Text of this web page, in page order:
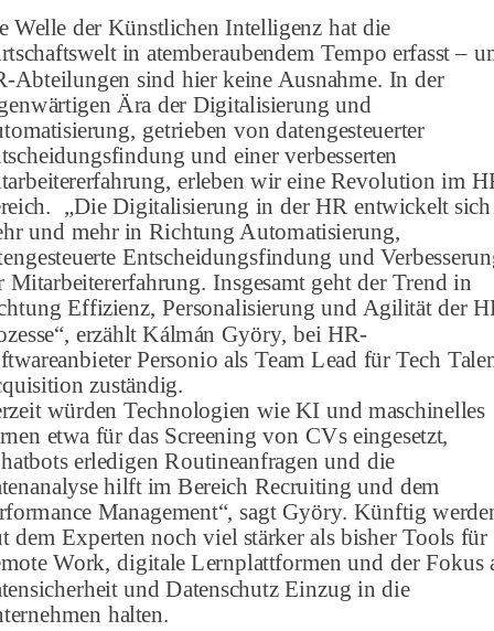
Welle der Künstlichen Intelligenz hat die
in atemberaubendem Tempo erfasst –
Abteilungen sind hier keine Ausnahme. In der
Ära der Digitalisierung und
getrieben von datengesteuerter
und einer verbesserten
erleben wir eine Revolution im
„Die Digitalisierung in der HR entwickelt sich
und mehr in Richtung Automatisierung,
Entscheidungsfindung und
Mitarbeitererfahrung. Insgesamt geht der Trend in
Effizienz, Personalisierung und Agilität der
erzählt Kálmán Györy, bei HR-
Personio als Team Lead für Tech
zuständig.
würden Technologien wie KI und maschinelles
etwa für das Screening von CVs eingesetzt,
erledigen Routineanfragen und die
hilft im Bereich Recruiting und dem
Management“, sagt Györy. Künftig
dem Experten noch viel stärker als bisher Tools für
Work, digitale Lernplattformen und der Fokus
und Datenschutz Einzug in die
halten.